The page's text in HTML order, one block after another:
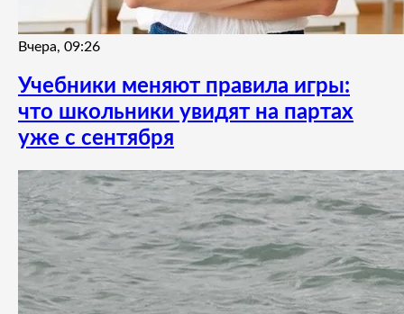
Вчера, 09:26
Учебники меняют правила игры:
что школьники увидят на партах
уже с сентября